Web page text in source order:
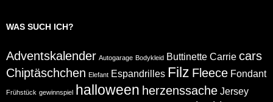
WAS SUCH ICH?
Adventskalender Autogarage Bodykleid Buttinette Carrie cars
Chiptäschchen Elefant Espandrilles Filz Fleece Fondant
Frühstück gewinnspiel halloween herzenssache Jersey